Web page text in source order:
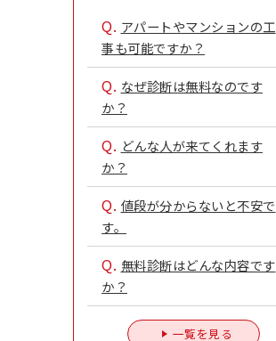
Q. アパートやマンションの工
事も可能ですか？
Q. なぜ診断は無料なのです
か？
Q. どんな人が来てくれます
か？
Q. 値段が分からないと不安で
す。
Q. 無料診断はどんな内容です
か？
一覧を見る